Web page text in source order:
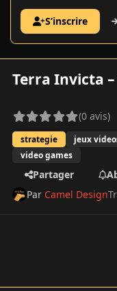
S’inscrire
Terra Invicta –
(0 avis)
strategie jeux
video games
Partager
Par Camel Design